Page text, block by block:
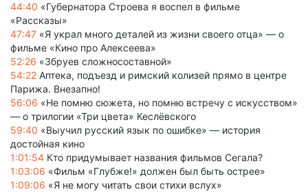
44:40 «Губернатора Строева я воспел в фильме
«Рассказы»
47:47 «Я украл много деталей из жизни своего отца» — о
фильме «Кино про Алексеева»
52:26 «Збруев сложносоставной»
54:22 Аптека, подъезд и римский колизей прямо в центре
Парижа. Внезапно!
56:06 «Не помню сюжета, но помню встречу с искусством»
— о трилогии «Три цвета» Кеслёвского
59:40 «Выучил русский язык по ошибке» — история
достойная кино
1:01:54 Кто придумывает названия фильмов Сегала?
1:03:06 «Фильм «Глубже!» должен был быть острее»
1:09:06 «Я не могу читать свои стихи вслух»